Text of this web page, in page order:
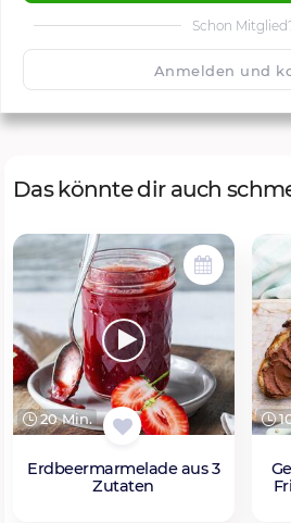
Schon
Anmelden und
🙂
Das könnte dir auch
20 Min.
Erdbeermarmelade aus 3
Zutaten